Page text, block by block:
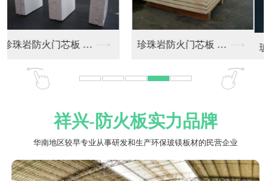
祥兴-防火板实力品牌
华南地区较早专业从事研发和生产环保玻镁板材的民营企业